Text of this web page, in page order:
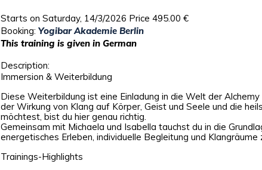
Starts on Saturday, 14/3/2026 Price 495.00 €
Booking:Yogibar Akademie Berlin
This training is given in German
Description:
Immersion & Weiterbildung
Diese Weiterbildung ist eine Einladung in die Welt der
der Wirkung von Klang auf Körper, Geist und Seele und die
möchtest, bist du hier genau richtig.
Gemeinsam mit Michaela und Isabella tauchst du in die
energetisches Erleben, individuelle Begleitung und Klangräume
Trainings-Highlights